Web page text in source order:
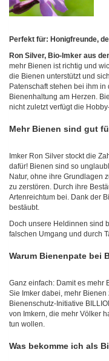
Perfekt für: Honigfreunde,
Ron Silver, Bio-Imker aus
mehr Bienen ist richtig und
die Bienen unterstützt und
Patenschaft stehen bei ihm
Bienenhaltung am Herzen.
nicht zuletzt verfügt die
Mehr Bienen sind gut
Imker Ron Silver stockt die
dafür! Bienen sind so
Natur, ohne ihre Grundlagen
zu zerstören. Durch ihre
Artenreichtum bei. Dank der
bestäubt.
Doch unsere Heldinnen sind
falschen Umgang und durch
Warum Bienenpate bei
Ganz einfach: Damit es mehr
Sie Imker dabei, mehr
Bienenschutz-Initiative
von Imkern, die mehr Völker
tun wollen.
Was bekomme ich als